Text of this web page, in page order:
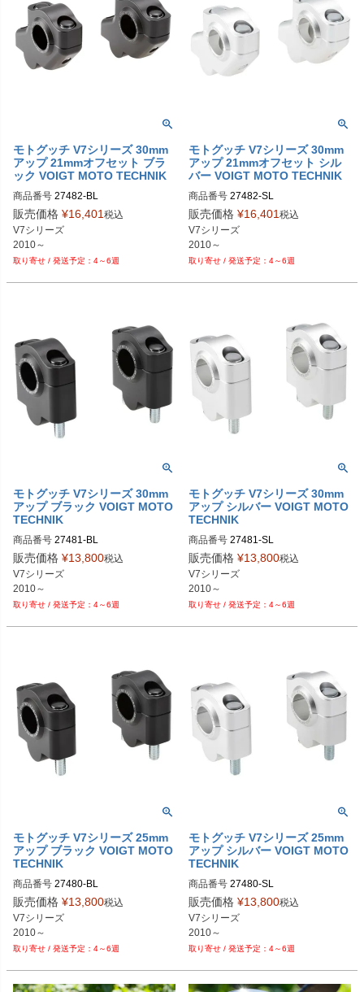
モトグッチ V7シリーズ 30mm
アップ 21mmオフセット ブラ
ック VOIGT MOTO TECHNIK
商品番号
販売価格 ¥16,401 税込
V7シリーズ
2010～
4～6週
モトグッチ V7シリーズ 30mm
アップ 21mmオフセット シル
バー VOIGT MOTO TECHNIK
商品番号
販売価格 ¥16,401 税込
V7シリーズ
2010～
4～6週
モトグッチ V7シリーズ 30mm
アップ ブラック VOIGT MOTO
TECHNIK
商品番号
販売価格 ¥13,800税込
V7シリーズ
2010～
4～6週
モトグッチ V7シリーズ 30mm
アップ シルバー VOIGT MOTO
TECHNIK
商品番号
販売価格 ¥13,800税込
V7シリーズ
2010～
4～6週
モトグッチ V7シリーズ 25mm
アップ ブラック VOIGT MOTO
TECHNIK
商品番号
販売価格 ¥13,800税込
V7シリーズ
2010～
4～6週
モトグッチ V7シリーズ 25mm
アップ シルバー VOIGT MOTO
TECHNIK
商品番号
販売価格 ¥13,800税込
V7シリーズ
2010～
4～6週